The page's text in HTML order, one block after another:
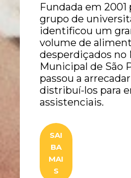
Fundada em 2001
grupo de
identificou um
volume de
desperdiçados no
Municipal de São
passou a
distribuí-los para
assistenciais.
SAI
BA
MAI
S